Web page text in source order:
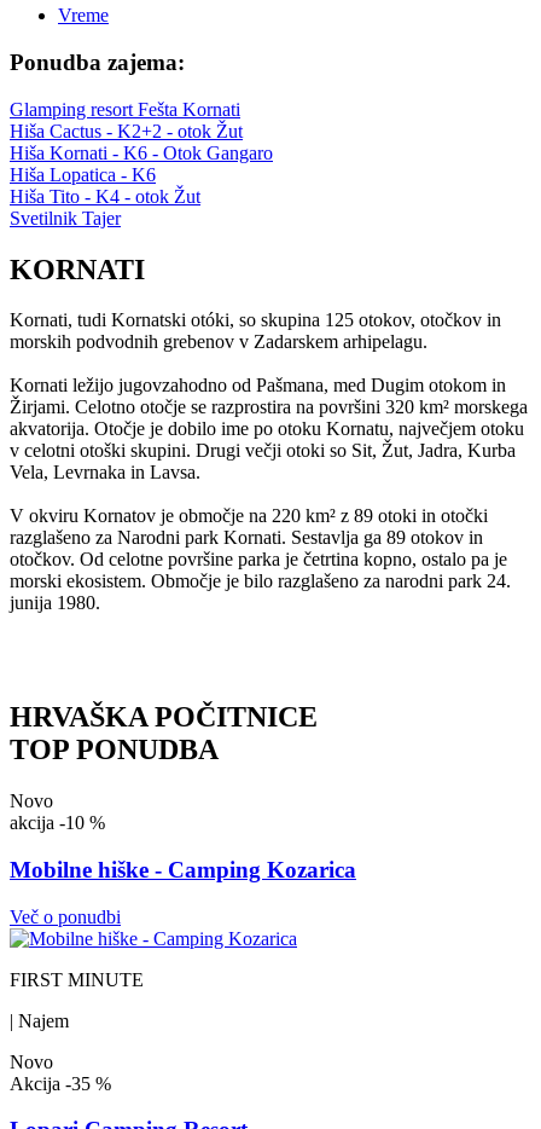
Vreme
Ponudba zajema:
Glamping resort Fešta Kornati
Hiša Cactus - K2+2 - otok Žut
Hiša Kornati - K6 - Otok Gangaro
Hiša Lopatica - K6
Hiša Tito - K4 - otok Žut
Svetilnik Tajer
KORNATI
Kornati, tudi Kornatski otóki, so skupina 125 otokov, otočkov in
morskih podvodnih grebenov v Zadarskem arhipelagu.
Kornati ležijo jugovzahodno od Pašmana, med Dugim otokom in
Žirjami. Celotno otočje se razprostira na površini 320 km² morskega
akvatorija. Otočje je dobilo ime po otoku Kornatu, največjem otoku
v celotni otoški skupini. Drugi večji otoki so Sit, Žut, Jadra, Kurba
Vela, Levrnaka in Lavsa.
V okviru Kornatov je območje na 220 km² z 89 otoki in otočki
razglašeno za Narodni park Kornati. Sestavlja ga 89 otokov in
otočkov. Od celotne površine parka je četrtina kopno, ostalo pa je
morski ekosistem. Območje je bilo razglašeno za narodni park 24.
junija 1980.
HRVAŠKA POČITNICE
TOP PONUDBA
Novo
akcija -10 %
Mobilne hiške - Camping Kozarica
Več o ponudbi
FIRST MINUTE
| Najem
Novo
Akcija -35 %